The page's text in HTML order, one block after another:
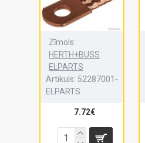
Zīmols:
HERTH+BUSS
ELPARTS
Artikuls: 52287001-
ELPARTS
7.72€